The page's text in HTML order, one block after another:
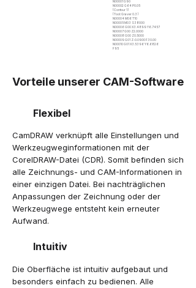
N00001 G90
N00002 G64 P0.05
(Contour 1)
(Tool: Graver 0.3)
N00004 M06 T10
N00005 M03 S38000
N00006 G00 X3.4899 Y6.7457
N00007 G00 Z2.0000
N00008 G00 Z0.5000
N00009 G01 Z-0.0900 F30.00
N00010 G01 X3.5396 Y6.6826
F95
Vorteile unserer CAM-Software
Flexibel
CamDRAW verknüpft alle Einstellungen und
Werkzeugweginformationen mit der
CorelDRAW-Datei (CDR). Somit befinden sich
alle Zeichnungs- und CAM-Informationen in
einer einzigen Datei. Bei nachträglichen
Anpassungen der Zeichnung oder der
Werkzeugwege entsteht kein erneuter
Aufwand.
Intuitiv
Die Oberfläche ist intuitiv aufgebaut und
besonders einfach zu bedienen. Alle